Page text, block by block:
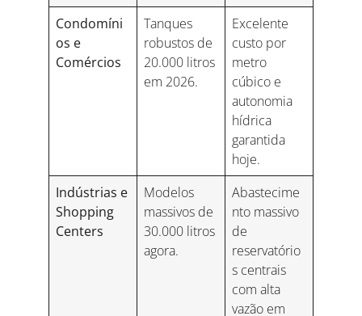
Condomíni
os e
Comércios
Tanques
robustos de
20.000 litros
em 2026.
Excelente
custo por
metro
cúbico e
autonomia
hídrica
garantida
hoje.
Indústrias e
Shopping
Centers
Modelos
massivos de
30.000 litros
agora.
Abastecime
nto massivo
de
reservatório
s centrais
com alta
vazão em